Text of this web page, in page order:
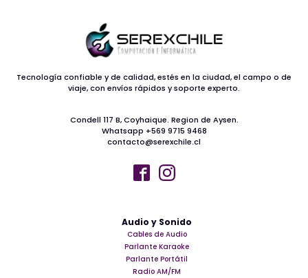
Audio y Sonido
Cables de Audio
Parlante Karaoke
Parlante Portátil
Radio AM/FM
Tecnología confiable y de calidad, estés en la ciudad, el campo o de
viaje, con envíos rápidos y soporte experto.
Condell 117 B, Coyhaique. Region de Aysen.
Whatsapp +569 9715 9468
contacto@serexchile.cl